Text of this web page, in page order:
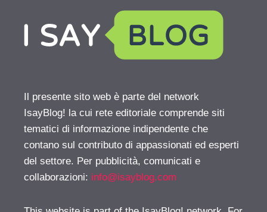
Il presente sito web è parte del network
IsayBlog! la cui rete editoriale comprende siti
tematici di informazione indipendente che
contano sul contributo di appassionati ed esperti
del settore. Per pubblicità, comunicati e
collaborazioni: info@isayblog.com